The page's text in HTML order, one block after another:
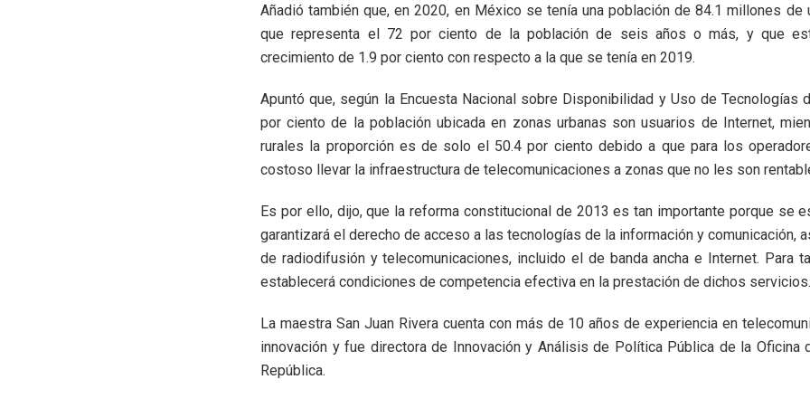
Añadió también que, en 2020, en México se tenía una población de 84.1 millones de
que representa el 72 por ciento de la población de seis años o más, y que
crecimiento de 1.9 por ciento con respecto a la que se tenía en 2019.
Apuntó que, según la Encuesta Nacional sobre Disponibilidad y Uso de Tecnologías
por ciento de la población ubicada en zonas urbanas son usuarios de Internet,
rurales la proporción es de solo el 50.4 por ciento debido a que para los
costoso llevar la infraestructura de telecomunicaciones a zonas que no les son
Es por ello, dijo, que la reforma constitucional de 2013 es tan importante porque se
garantizará el derecho de acceso a las tecnologías de la información y comunicación,
de radiodifusión y telecomunicaciones, incluido el de banda ancha e Internet. Para
establecerá condiciones de competencia efectiva en la prestación de dichos servicios.
La maestra San Juan Rivera cuenta con más de 10 años de experiencia en
innovación y fue directora de Innovación y Análisis de Política Pública de la Oficina
República.